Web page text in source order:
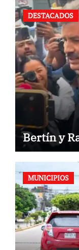
DESTACADOS
Bertín y
MUNICIPIOS